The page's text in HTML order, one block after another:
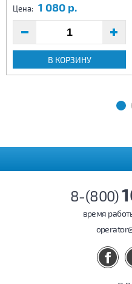
Цена: 1 080 р.
В КОРЗИНУ
8-(800)
время